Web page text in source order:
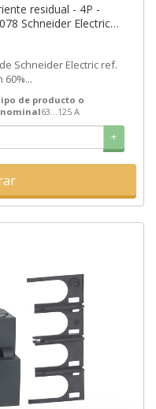
residual - 4P -
Schneider Electric
60%...
de producto o
63…125 A
+